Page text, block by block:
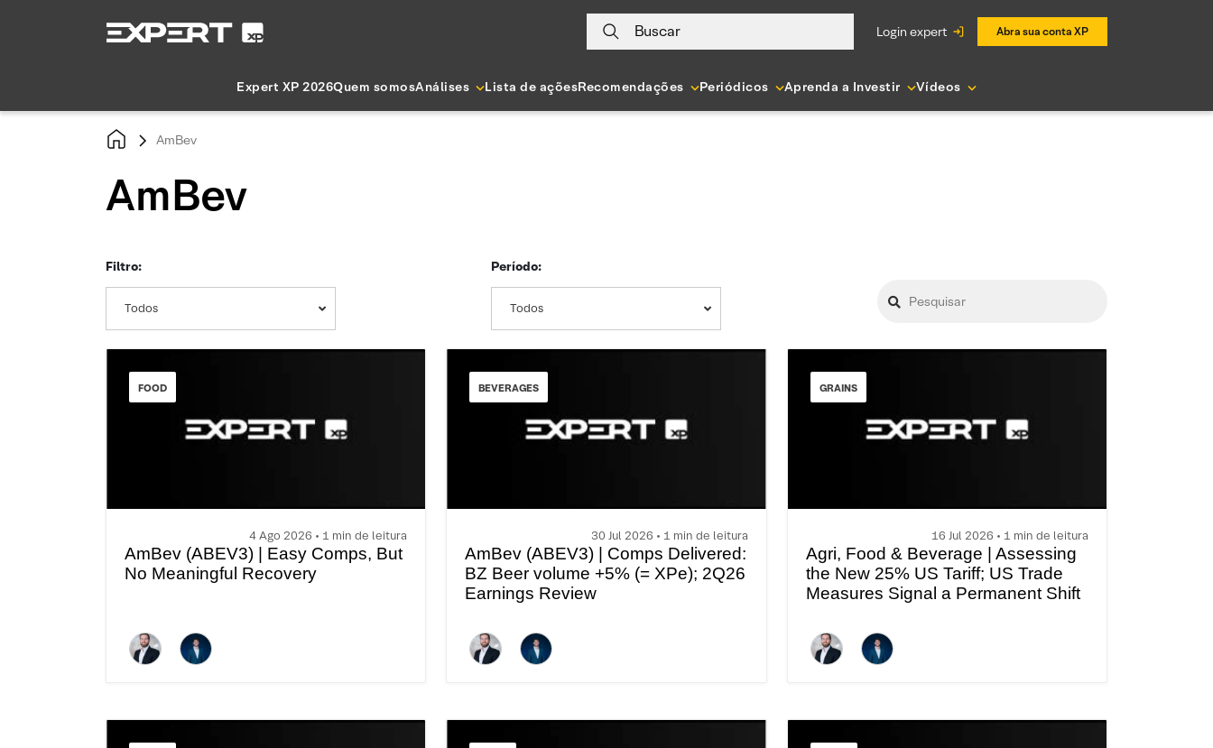
Buscar login expert Abra sua conta XP
Expert XP 2026Quem somosAnálises Lista de açõesRecomendações Periódicos Aprenda a Investir Vídeos
AmBev
AmBev
Filtro:
Todos
Período:
Todos
FOOD
4 Ago 2026 • 1 min de leitura
AmBev (ABEV3) | Easy Comps, But
No Meaningful Recovery
BEVERAGES
30 Jul 2026 • 1 min de leitura
AmBev (ABEV3) | Comps Delivered:
BZ Beer volume +5% (= XPe); 2Q26
Earnings Review
GRAINS
16 Jul 2026 • 1 min de leitura
Agri, Food & Beverage | Assessing
the New 25% US Tariff; US Trade
Measures Signal a Permanent Shift